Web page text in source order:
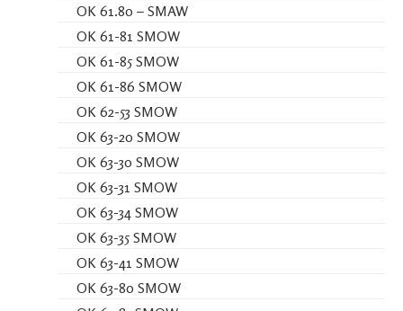
OK 61.80 – SMAW
OK 61-81 SMOW
OK 61-85 SMOW
OK 61-86 SMOW
OK 62-53 SMOW
OK 63-20 SMOW
OK 63-30 SMOW
OK 63-31 SMOW
OK 63-34 SMOW
OK 63-35 SMOW
OK 63-41 SMOW
OK 63-80 SMOW